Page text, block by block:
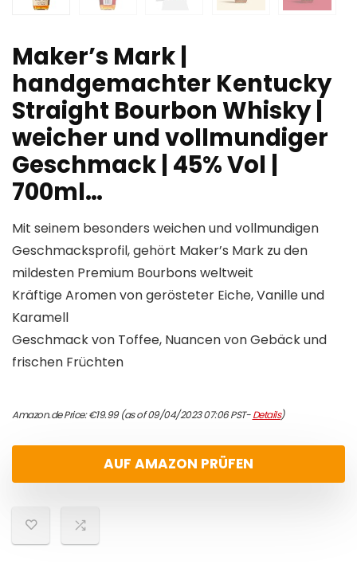
Maker’s Mark |
handgemachter Kentucky
Straight Bourbon Whisky |
weicher und vollmundiger
Geschmack | 45% Vol |
700ml…
Mit seinem besonders weichen und vollmundigen
Geschmacksprofil, gehört Maker’s Mark zu den
mildesten Premium Bourbons weltweit
Kräftige Aromen von gerösteter Eiche, Vanille und
Karamell
Geschmack von Toffee, Nuancen von Gebäck und
frischen Früchten
Amazon.de Price:€19.99(as of 09/04/2023 07:06 PST-Details)
AUF AMAZON PRÜFEN